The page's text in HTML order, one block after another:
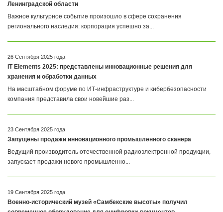
Ленинградской области
Важное культурное событие произошло в сфере сохранения
регионального наследия: корпорация успешно за...
26 Сентября 2025 года
IT Elements 2025: представлены инновационные решения для
хранения и обработки данных
На масштабном форуме по ИТ-инфраструктуре и кибербезопасности
компания представила свои новейшие раз...
23 Сентября 2025 года
Запущены продажи инновационного промышленного сканера
Ведущий производитель отечественной радиоэлектронной продукции,
запускает продажи нового промышленно...
19 Сентября 2025 года
Военно-исторический музей «Самбекские высоты» получил